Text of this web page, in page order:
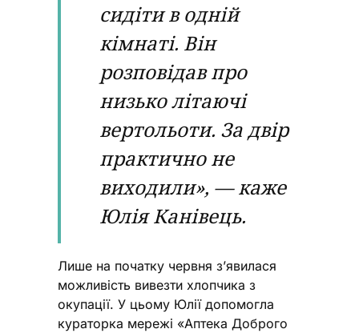
сидіти в одній
кімнаті. Він
розповідав про
низько літаючі
вертольоти. За двір
практично не
виходили», — каже
Юлія Канівець.
Лише на початку червня з’явилася
можливість вивезти хлопчика з
окупації. У цьому Юлії допомогла
кураторка мережі «Аптека Доброго